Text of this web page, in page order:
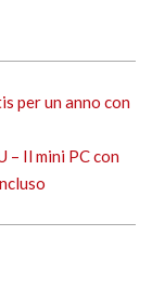
per un anno con
– Il mini PC con